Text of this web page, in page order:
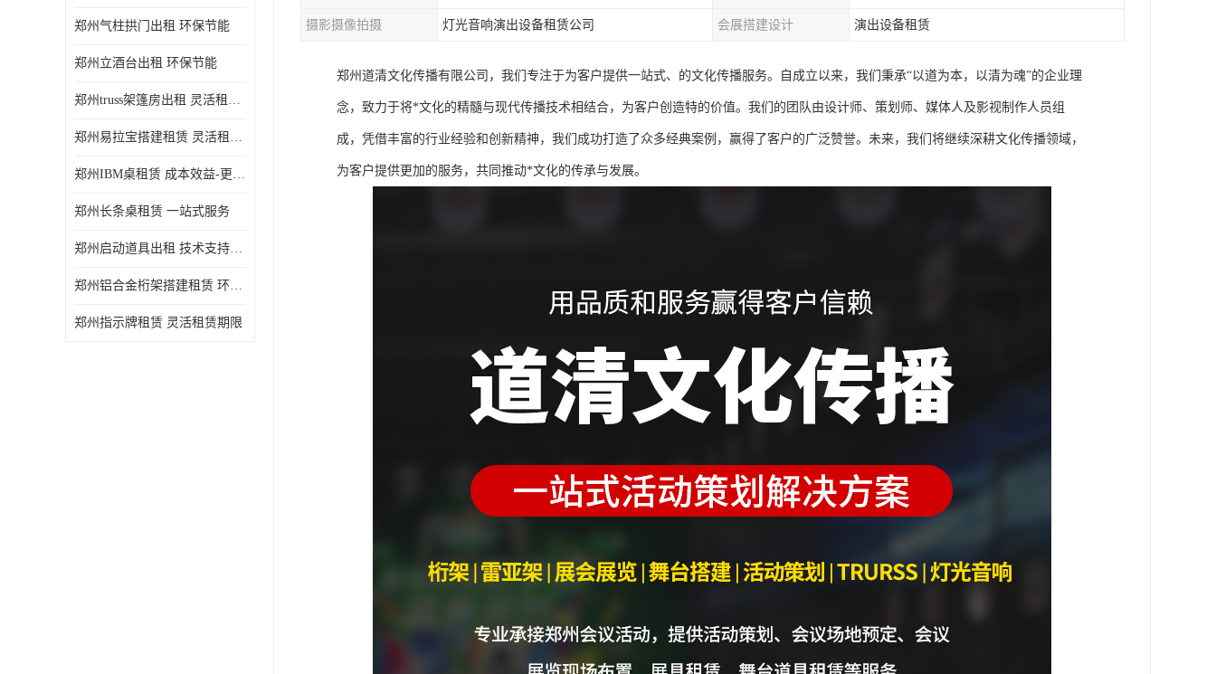
郑州气柱拱门出租 环保节能
郑州立酒台出租 环保节能
郑州truss架篷房出租 灵活租赁期限
郑州易拉宝搭建租赁 灵活租赁期限
郑州IBM桌租赁 成本效益-更具经济性和实用性
郑州长条桌租赁 一站式服务
郑州启动道具出租 技术支持与现场服务
郑州铝合金桁架搭建租赁 环保节能
郑州指示牌租赁 灵活租赁期限
摄影摄像拍摄 灯光音响演出设备租赁公司 会展搭建设计 演出设备租赁
郑州道清文化传播有限公司，我们专注于为客户提供一站式、的文化传播服务。自成立以来，我们秉承“以道为本，以清为魂”的企业理
念，致力于将*文化的精髓与现代传播技术相结合，为客户创造特的价值。我们的团队由设计师、策划师、媒体人及影视制作人员组
成，凭借丰富的行业经验和创新精神，我们成功打造了众多经典案例，赢得了客户的广泛赞誉。未来，我们将继续深耕文化传播领域，
为客户提供更加的服务，共同推动*文化的传承与发展。